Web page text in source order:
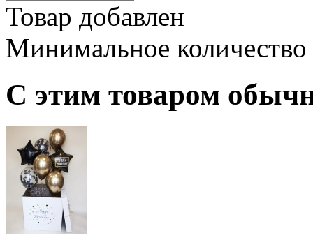
Товар добавлен
Минимальное
С этим товаром